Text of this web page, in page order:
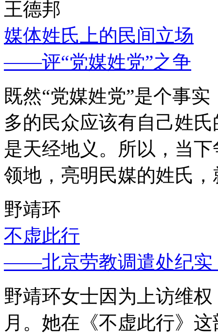
王德邦
媒体姓氏上的民间立场
——评“党媒姓党”之争
既然“党媒姓党”是个事
多的民众应该有自己姓
是天经地义。所以，当
领地，亮明民媒的姓氏
野靖环
不虚此行
——北京劳教调遣处纪实
野靖环女士因为上访维
月。她在《不虚此行》